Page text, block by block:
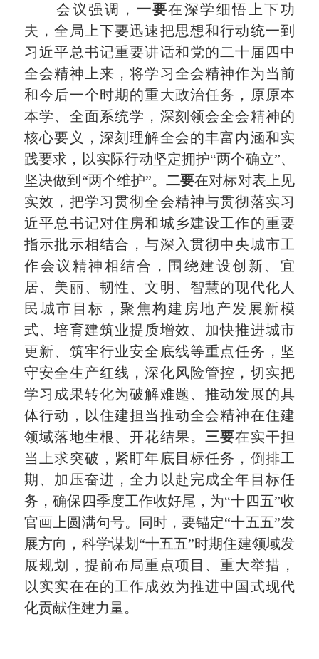
会议强调， 一要在深学细悟上下功
夫，全局上下要迅速把思想和行动统一到
习近平总书记重要讲话和党的二十届四中
全会精神上来，将学习全会精神作为当前
和今后一个时期的重大政治任务，原原本
本学、全面系统学，深刻领会全会精神的
核心要义，深刻理解全会的丰富内涵和实
践要求，以实际行动坚定拥护“两个确立”、
坚决做到“两个维护”。二要在对标对表上见
实效，把学习贯彻全会精神与贯彻落实习
近平总书记对住房和城乡建设工作的重要
指示批示相结合，与深入贯彻中央城市工
作会议精神相结合，围绕建设创新、宜
居、美丽、韧性、文明、智慧的现代化人
民城市目标，聚焦构建房地产发展新模
式、培育建筑业提质增效、加快推进城市
更新、筑牢行业安全底线等重点任务，坚
守安全生产红线，深化风险管控，切实把
学习成果转化为破解难题、推动发展的具
体行动，以住建担当推动全会精神在住建
领域落地生根、开花结果。 三要在实干担
当上求突破，紧盯年底目标任务，倒排工
期、加压奋进，全力以赴完成全年目标任
务，确保四季度工作收好尾，为“十四五”收
官画上圆满句号。同时，要锚定“十五五”发
展方向，科学谋划“十五五”时期住建领域发
展规划，提前布局重点项目、重大举措，
以实实在在的工作成效为推进中国式现代
化贡献住建力量。